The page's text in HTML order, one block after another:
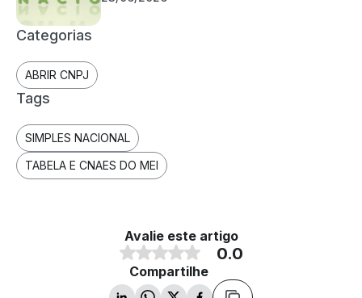
Categorias
ABRIR CNPJ
Tags
SIMPLES NACIONAL
TABELA E CNAES DO MEI
Avalie este artigo
0.0
Compartilhe